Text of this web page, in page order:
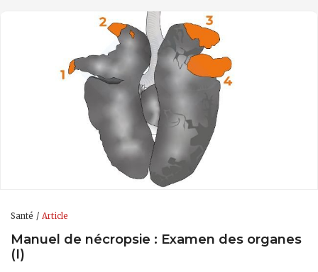
Santé Article
Manuel de nécropsie : Examen des organes
(I)